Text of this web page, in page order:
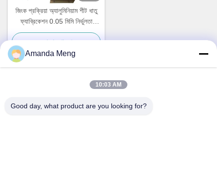
জিংক প্রক্রিয়া অ্যালুমিনিয়াম শীট ধাতু
ফ্যাব্রিকেশন 0.05 মিমি নির্ভুলতা
যথার্থতা শীট ধাতু
সেরা দাম পান
Amanda Meng
10:03 AM
Good day, what product are you looking for?